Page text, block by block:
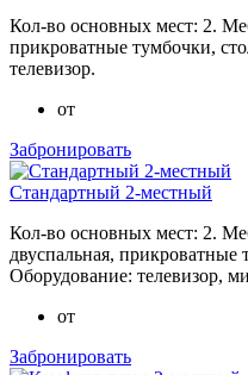
Кол-во основных мест: 2.
прикроватные тумбочки,
телевизор.
от
Забронировать
Стандартный 2-местный
Кол-во основных мест: 2.
двуспальная, прикроватные
Оборудование: телевизор,
от
Забронировать